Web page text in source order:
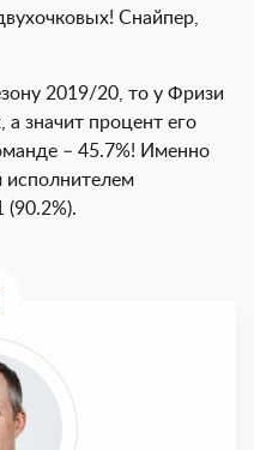
Снайпер,
2019/20, то у Фризи
а значит процент его
– 45.7%! Именно
(90.2%).